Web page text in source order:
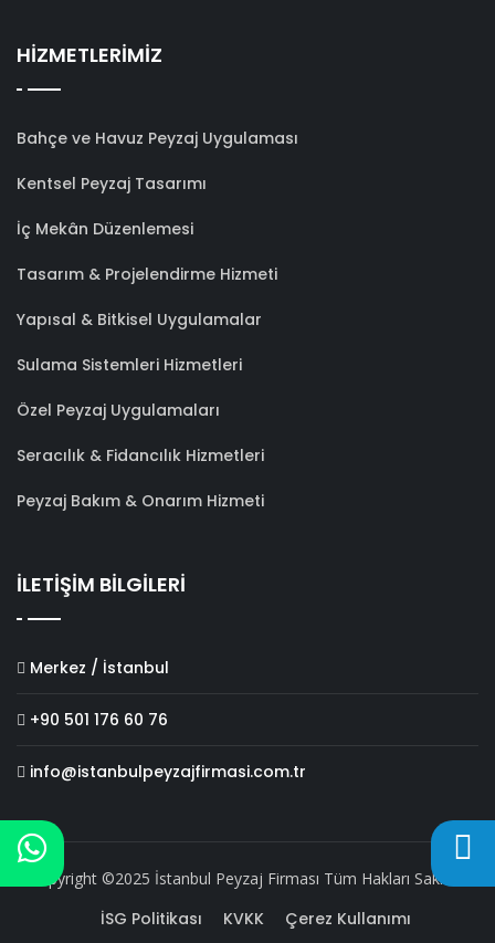
HİZMETLERİMİZ
Bahçe ve Havuz Peyzaj Uygulaması
Kentsel Peyzaj Tasarımı
İç Mekân Düzenlemesi
Tasarım & Projelendirme Hizmeti
Yapısal & Bitkisel Uygulamalar
Sulama Sistemleri Hizmetleri
Özel Peyzaj Uygulamaları
Seracılık & Fidancılık Hizmetleri
Peyzaj Bakım & Onarım Hizmeti
İLETİŞİM BİLGİLERİ
Merkez / İstanbul
+90 501 176 60 76
info@istanbulpeyzajfirmasi.com.tr
Copyright ©2025 İstanbul Peyzaj Firması Tüm Hakları Saklıdır.
İSG Politikası KVKK Çerez Kullanımı